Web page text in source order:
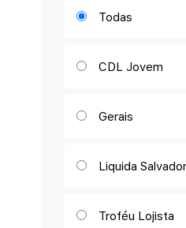
Todas
CDL Jovem
Gerais
Liquida Salvador
Troféu Lojista